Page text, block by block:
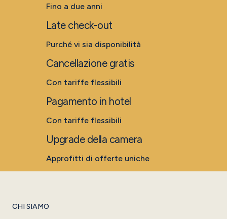
Fino a due anni
Late check-out
Purché vi sia disponibilità
Cancellazione gratis
Con tariffe flessibili
Pagamento in hotel
Con tariffe flessibili
Upgrade della camera
Approfitti di offerte uniche
CHI SIAMO